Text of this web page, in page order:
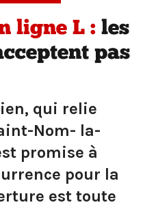
ligne L : les
pas
qui relie
Nom- la-
promise à
pour la
est toute